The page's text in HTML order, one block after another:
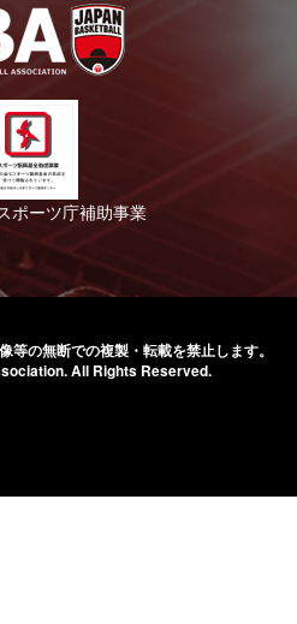
ポーツ庁補助事業
等の無断での複製・転載を禁止します。
All Rights Reserved.